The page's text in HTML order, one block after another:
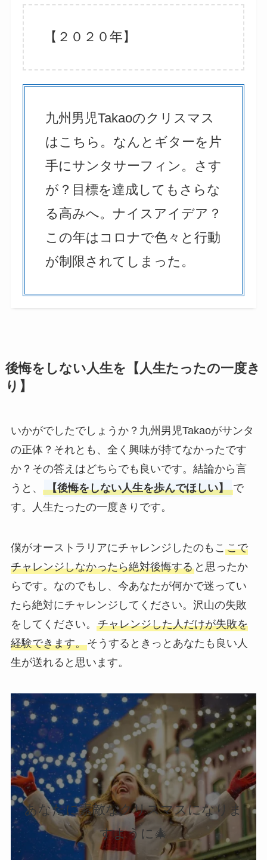
【２０２０年】
九州男児Takaoのクリスマス
はこちら。なんとギターを片
手にサンタサーフィン。さす
が？目標を達成してもさらな
る高みへ。ナイスアイデア？
この年はコロナで色々と行動
が制限されてしまった。
後悔をしない人生を【人生たったの一度き
り】
いかがでしたでしょうか？九州男児Takaoがサンタ
の正体？それとも、全く興味が持てなかったです
か？その答えはどちらでも良いです。結論から言
うと、
【後悔をしない人生を歩んでほしい】 で
す。人生たったの一度きりです。
僕がオーストラリアにチャレンジしたのもこ こで
チャレンジしなかったら絶対後悔すると思ったか
らです。なのでもし、今あなたが何かで迷ってい
たら絶対にチャレンジしてください。沢山の失敗
をしてください。 チャレンジした人だけが失敗を
経験できます。そうするときっとあなたも良い人
生が送れると思います。
あなたに素敵なクリスマスになりま
すように🎄